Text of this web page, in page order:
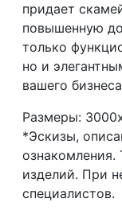
придает
повышенную
только
но и
вашего бизнеса
Размеры:
*Эскизы,
ознакомления.
изделий. При
специалистов.